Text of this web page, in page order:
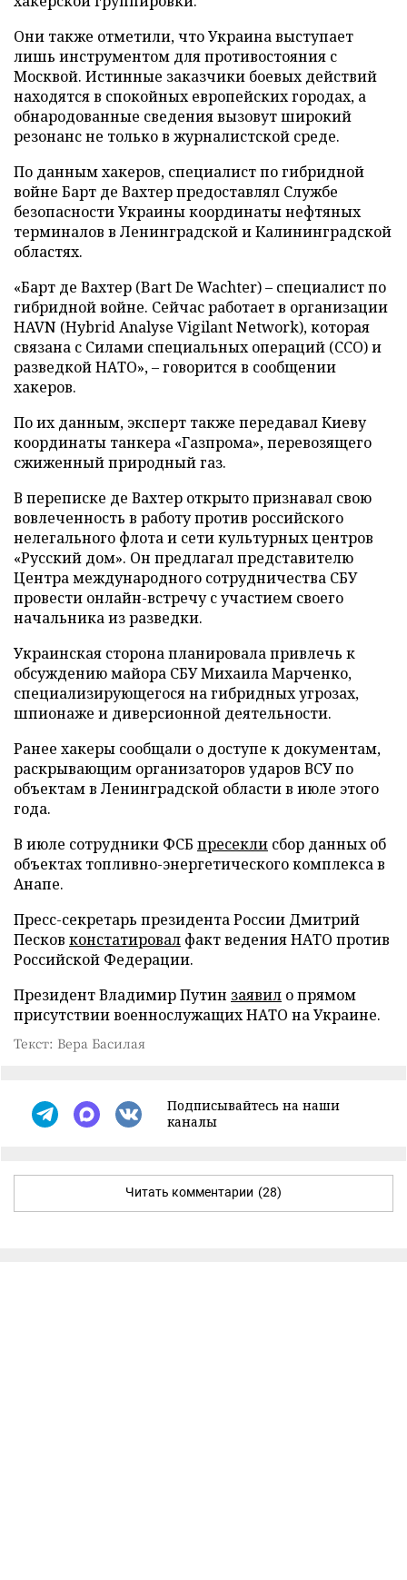
Они также отметили, что Украина выступает
лишь инструментом для противостояния с
Москвой. Истинные заказчики боевых действий
находятся в спокойных европейских городах, а
обнародованные сведения вызовут широкий
резонанс не только в журналистской среде.
По данным хакеров, специалист по гибридной
войне Барт де Вахтер предоставлял Службе
безопасности Украины координаты нефтяных
терминалов в Ленинградской и Калининградской
областях.
«Барт де Вахтер (Bart De Wachter) – специалист по
гибридной войне. Сейчас работает в организации
HAVN (Hybrid Analyse Vigilant Network), которая
связана с Силами специальных операций (ССО) и
разведкой НАТО», – говорится в сообщении
хакеров.
По их данным, эксперт также передавал Киеву
координаты танкера «Газпрома», перевозящего
сжиженный природный газ.
В переписке де Вахтер открыто признавал свою
вовлеченность в работу против российского
нелегального флота и сети культурных центров
«Русский дом». Он предлагал представителю
Центра международного сотрудничества СБУ
провести онлайн-встречу с участием своего
начальника из разведки.
Украинская сторона планировала привлечь к
обсуждению майора СБУ Михаила Марченко,
специализирующегося на гибридных угрозах,
шпионаже и диверсионной деятельности.
Ранее хакеры сообщали о доступе к документам,
раскрывающим организаторов ударов ВСУ по
объектам в Ленинградской области в июле этого
года.
В июле сотрудники ФСБ пресекли сбор данных об
объектах топливно-энергетического комплекса в
Анапе.
Пресс-секретарь президента России Дмитрий
Песков констатировал факт ведения НАТО против
Российской Федерации.
Президент Владимир Путин заявил о прямом
присутствии военнослужащих НАТО на Украине.
Текст: Вера Басилая
Подписывайтесь на наши
каналы
Читать комментарии (28)